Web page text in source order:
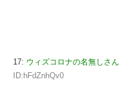
17: ウィズコロナの名無しさん
ID:hFdZnhQv0